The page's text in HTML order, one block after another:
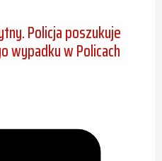
Policja poszukuje
wypadku w Policach